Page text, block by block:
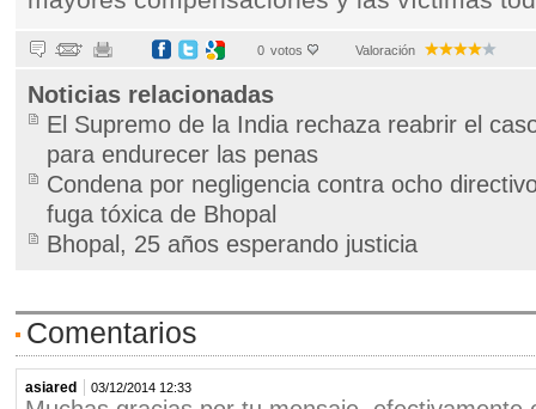
0 votos Valoración
Noticias relacionadas
El Supremo de la India rechaza reabrir el
para endurecer las penas
Condena por negligencia contra ocho
fuga tóxica de Bhopal
Bhopal, 25 años esperando justicia
Comentarios
asiared 03/12/2014 12:33